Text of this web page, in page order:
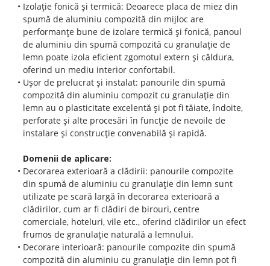
Izolație fonică și termică: Deoarece placa de miez din
spumă de aluminiu compozită din mijloc are
performanțe bune de izolare termică și fonică, panoul
de aluminiu din spumă compozită cu granulație de
lemn poate izola eficient zgomotul extern și căldura,
oferind un mediu interior confortabil.
Ușor de prelucrat și instalat: panourile din spumă
compozită din aluminiu compozit cu granulație din
lemn au o plasticitate excelentă și pot fi tăiate, îndoite,
perforate și alte procesări în funcție de nevoile de
instalare și construcție convenabilă și rapidă.
Domenii de aplicare:
Decorarea exterioară a clădirii: panourile compozite
din spumă de aluminiu cu granulație din lemn sunt
utilizate pe scară largă în decorarea exterioară a
clădirilor, cum ar fi clădiri de birouri, centre
comerciale, hoteluri, vile etc., oferind clădirilor un efect
frumos de granulație naturală a lemnului.
Decorare interioară: panourile compozite din spumă
compozită din aluminiu cu granulație din lemn pot fi